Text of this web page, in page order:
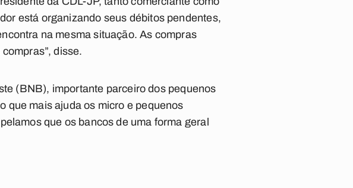
está organizando seus débitos pendentes,
na mesma situação. As compras
disse.
(BNB), importante parceiro dos pequenos
que mais ajuda os micro e pequenos
que os bancos de uma forma geral